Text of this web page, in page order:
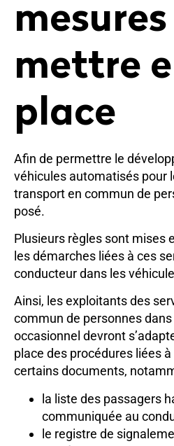
mesures
mettre
place
Afin de permettre le
véhicules automatisés pour
transport en commun de
posé.
Plusieurs règles sont mises
les démarches liées à ces
conducteur dans les
Ainsi, les exploitants des
commun de personnes dans
occasionnel devront
place des procédures liées
certains documents,
la liste des passagers
communiquée au
le registre de